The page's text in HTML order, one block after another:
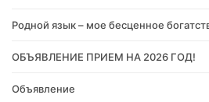
Родной язык – мое бесценное
ОБЪЯВЛЕНИЕ ПРИЕМ НА 2026 ГОД!
Объявление